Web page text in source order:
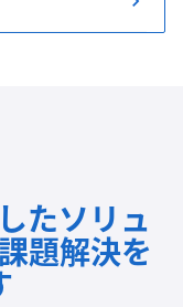
たソリュ
題解決を